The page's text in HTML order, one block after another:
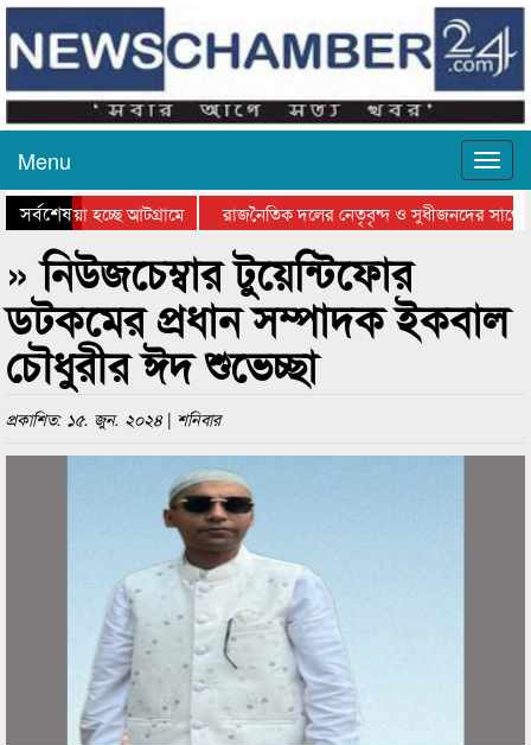
Menu
সর্বশেষ
যাওয়া হচ্ছে আটগ্রামে
রাজনৈতিক দলের নেতৃবৃন্দ ও সুধীজনদের সাথে
পুরস্কার বিতরণ সম্পন্ন
সিলেটে বাংলাদেশ গ্রুপ থিয়েটার
» নিউজচেম্বার টুয়েন্টিফোর
ডটকমের প্রধান সম্পাদক ইকবাল
চৌধুরীর ঈদ শুভেচ্ছা
প্রকাশিত: ১৫. জুন. ২০২৪ | শনিবার